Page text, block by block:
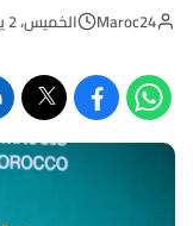
Maroc24 الخميس، 2 يوليوز 2026 - 14:50